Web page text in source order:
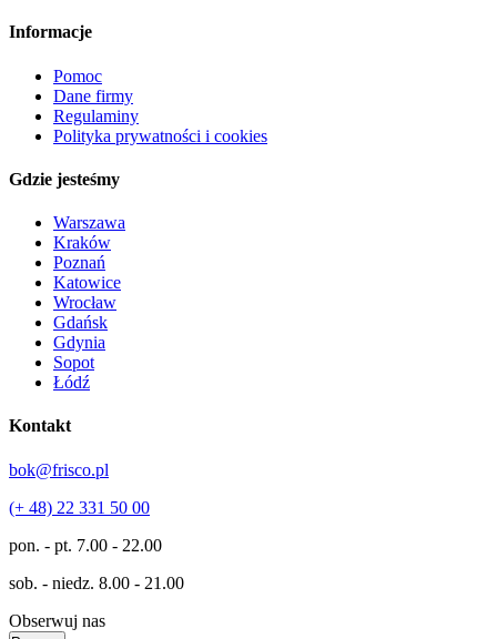
Informacje
Pomoc
Dane firmy
Regulaminy
Polityka prywatności i cookies
Gdzie jesteśmy
Warszawa
Kraków
Poznań
Katowice
Wrocław
Gdańsk
Gdynia
Sopot
Łódź
Kontakt
bok@frisco.pl
(+ 48) 22 331 50 00
pon. - pt. 7.00 - 22.00
sob. - niedz. 8.00 - 21.00
Obserwuj nas